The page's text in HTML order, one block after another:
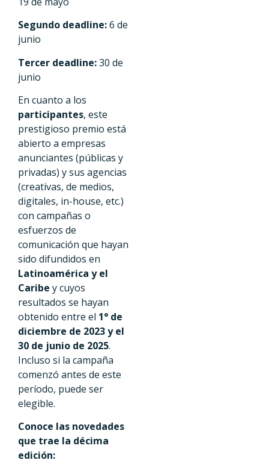
Segundo deadline:6 de
junio
Tercer deadline:30 de
junio
En cuanto a los
participantes, este
prestigioso premio está
abierto a empresas
anunciantes (públicas y
privadas) y sus agencias
(creativas, de medios,
digitales, in-house, etc.)
con campañas o
esfuerzos de
comunicación que hayan
sido difundidos en
Latinoamérica y el
Caribe y cuyos
resultados se hayan
obtenido entre el 1° de
diciembre de 2023 y el
30 de junio de 2025.
Incluso si la campaña
comenzó antes de este
período, puede ser
elegible.
Conoce las novedades
que trae la décima
edición: